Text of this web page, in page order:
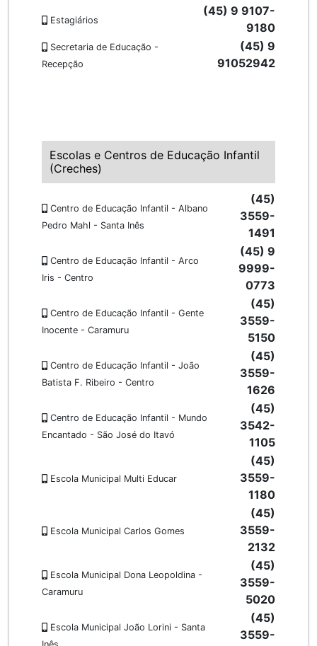
Estagiários
(45) 9 9107-
9180
Secretaria de Educação -
Recepção
(45) 9
91052942
Escolas e Centros de Educação Infantil
(Creches)
Centro de Educação Infantil - Albano
Pedro Mahl - Santa Inês
(45)
3559-
1491
Centro de Educação Infantil - Arco
Iris - Centro
(45) 9
9999-
0773
Centro de Educação Infantil - Gente
Inocente - Caramuru
(45)
3559-
5150
Centro de Educação Infantil - João
Batista F. Ribeiro - Centro
(45)
3559-
1626
Centro de Educação Infantil - Mundo
Encantado - São José do Itavó
(45)
3542-
1105
Escola Municipal Multi Educar
(45)
3559-
1180
Escola Municipal Carlos Gomes
(45)
3559-
2132
Escola Municipal Dona Leopoldina -
Caramuru
(45)
3559-
5020
Escola Municipal João Lorini - Santa
(45)
3559-